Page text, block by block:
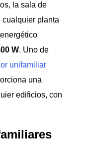
la sala de
cualquier planta
W. Uno de
unifamiliar
una
edificios, con